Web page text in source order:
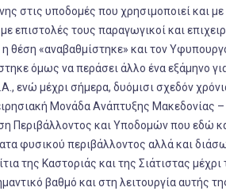
στις υποδομές που χρησιμοποιεί και
επιστολές τους παραγωγικοί και
θέση «αναβαθμίστηκε» και τον
όμως να περάσει άλλο ένα εξάμηνο
ενώ μέχρι σήμερα, δυόμισι σχεδόν
Μονάδα Ανάπτυξης Μακεδονίας –
Περιβάλλοντος και Υποδομών που εδώ
φυσικού περιβάλλοντος αλλά και
της Καστοριάς και της Σιάτιστας
βαθμό και στη λειτουργία αυτής